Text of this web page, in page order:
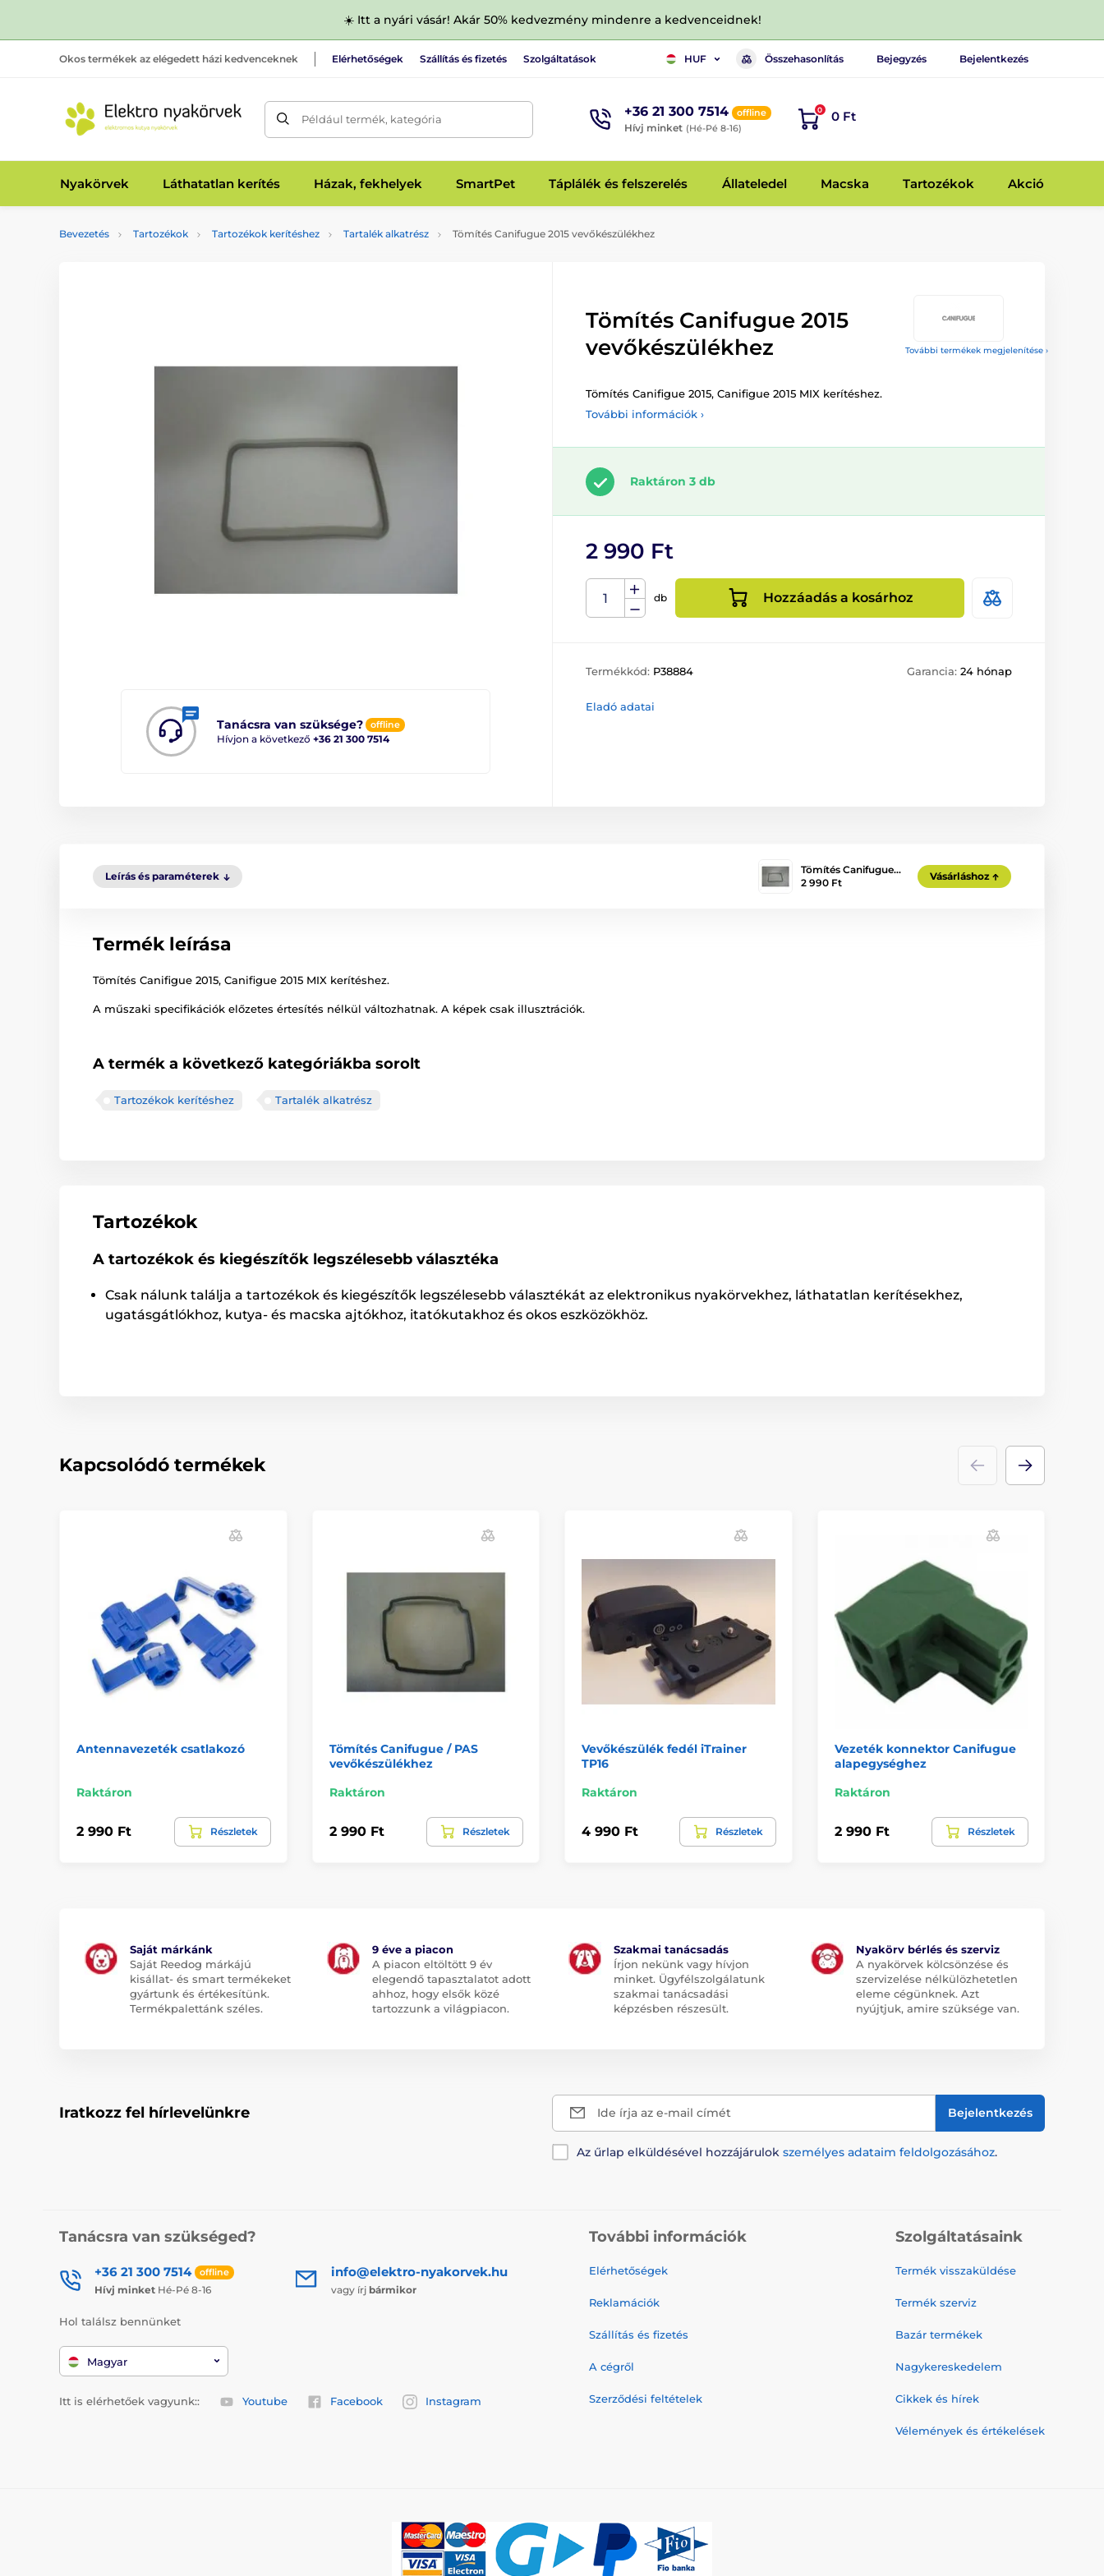
☀️ Itt a nyári vásár! Akár 50% kedvezmény mindenre a kedvenceidnek!
Okos termékek az elégedett házi kedvenceknek Elérhetőségek Szállítás és fizetés Szolgáltatások HUF Összehasonlítás Bejegyzés Bejelentkezés
Például termék, kategória +36 21 300 7514 offline
Hívj minket (Hé-Pé 8-16)
0 0 Ft
Nyakörvek Láthatatlan kerítés Házak, fekhelyek SmartPet Táplálék és felszerelés Állateledel Macska Tartozékok Akció
Bevezetés Tartozékok Tartozékok kerítéshez Tartalék alkatrész Tömítés Canifugue 2015 vevőkészülékhez
További termékek megjelenítése ›
Tanácsra van szüksége? offline
Hívjon a következő +36 21 300 7514
Tömítés Canifugue 2015
vevőkészülékhez
Tömítés Canifigue 2015, Canifigue 2015 MIX kerítéshez.
További információk ›
Raktáron 3 db
2 990 Ft
db Hozzáadás a kosárhoz
Termékkód: P38884 Garancia: 24 hónap
Eladó adatai
Leírás és paraméterek
Tömítés Canifugue…
2 990 Ft
Vásárláshoz
Termék leírása
Tömítés Canifigue 2015, Canifigue 2015 MIX kerítéshez.
A műszaki specifikációk előzetes értesítés nélkül változhatnak. A képek csak illusztrációk.
A termék a következő kategóriákba sorolt
Tartozékok kerítéshez Tartalék alkatrész
Tartozékok
A tartozékok és kiegészítők legszélesebb választéka
Csak nálunk találja a tartozékok és kiegészítők legszélesebb választékát az elektronikus nyakörvekhez, láthatatlan kerítésekhez,
ugatásgátlókhoz, kutya- és macska ajtókhoz, itatókutakhoz és okos eszközökhöz.
Kapcsolódó termékek
Antennavezeték csatlakozó
Raktáron
2 990 Ft Részletek
Tömítés Canifugue / PAS
vevőkészülékhez
Raktáron
2 990 Ft Részletek
Vevőkészülék fedél iTrainer
TP16
Raktáron
4 990 Ft Részletek
Vezeték konnektor Canifugue
alapegységhez
Raktáron
2 990 Ft Részletek
Saját márkánk
Saját Reedog márkájú
kisállat- és smart termékeket
gyártunk és értékesítünk.
Termékpalettánk széles.
9 éve a piacon
A piacon eltöltött 9 év
elegendő tapasztalatot adott
ahhoz, hogy elsők közé
tartozzunk a világpiacon.
Szakmai tanácsadás
Írjon nekünk vagy hívjon
minket. Ügyfélszolgálatunk
szakmai tanácsadási
képzésben részesült.
Nyakörv bérlés és szerviz
A nyakörvek kölcsönzése és
szervizelése nélkülözhetetlen
eleme cégünknek. Azt
nyújtjuk, amire szüksége van.
Iratkozz fel hírlevelünkre Ide írja az e-mail címét Bejelentkezés
Az űrlap elküldésével hozzájárulok személyes adataim feldolgozásához.
Tanácsra van szükséged?
+36 21 300 7514 offline
Hívj minket Hé-Pé 8-16
info@elektro-nyakorvek.hu
vagy írj bármikor
Hol találsz bennünket
Magyar
Itt is elérhetőek vagyunk:: Youtube Facebook Instagram
További információk
Elérhetőségek
Reklamációk
Szállítás és fizetés
A cégről
Szerződési feltételek
Szolgáltatásaink
Termék visszaküldése
Termék szerviz
Bazár termékek
Nagykereskedelem
Cikkek és hírek
Vélemények és értékelések